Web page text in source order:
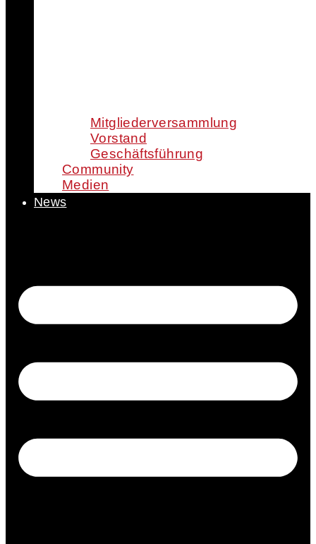
Mitgliederversammlung
Vorstand
Geschäftsführung
Community
Medien
News